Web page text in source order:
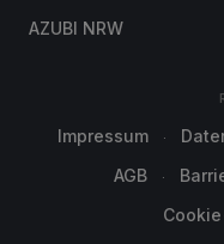
AZUBI NRW
Impressum
AGB